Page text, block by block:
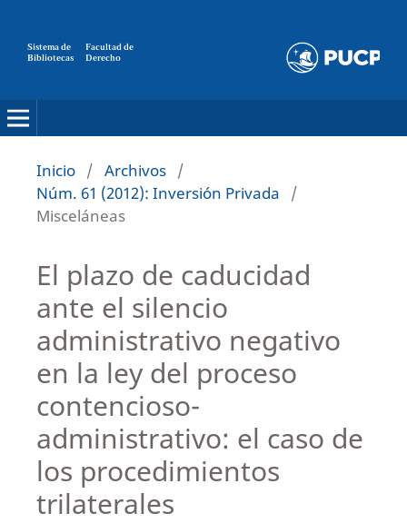
Sistema de
Bibliotecas
Facultad de
Derecho
Inicio / Archivos /
Núm. 61 (2012): Inversión Privada
/
Misceláneas
El plazo de caducidad
ante el silencio
administrativo negativo
en la ley del proceso
contencioso-
administrativo: el caso de
los procedimientos
trilaterales